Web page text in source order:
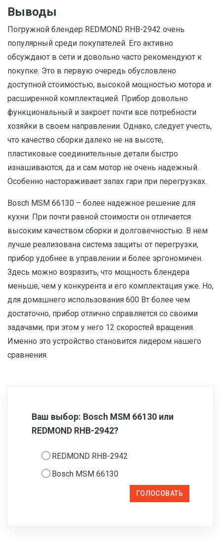
Выводы
Погружной блендер REDMOND RHB-2942 очень
популярный среди покупателей. Его активно
обсуждают в сети и довольно часто рекомендуют к
покупке. Это в первую очередь обусловлено
доступной стоимостью, высокой мощностью мотора и
расширенной комплектацией. Прибор довольно
функциональный и закроет почти все потребности
хозяйки в своем направлении. Однако, следует учесть,
что качество сборки далеко не на высоте,
пластиковые соединительные детали быстро
изнашиваются, да и сам мотор не очень надежный.
Особенно настораживает запах гари при перегрузках.
Bosch MSM 66130 – более надежное решение для
кухни. При почти равной стоимости он отличается
высоким качеством сборки и долговечностью. В нем
лучше реализована система защиты от перегрузки,
прибор удобнее в управлении и более эргономичен.
Здесь можно возразить, что мощность блендера
меньше, чем у конкурента и его комплектация уже. Но,
для домашнего использования 600 Вт более чем
достаточно, прибор отлично справляется со своими
задачами, при этом у него 12 скоростей вращения.
Именно это устройство становится лидером нашего
сравнения.
Ваш выбор: Bosch MSM 66130 или
REDMOND RHB-2942?
REDMOND RHB-2942
Bosch MSM 66130
ГОЛОСОВАТЬ